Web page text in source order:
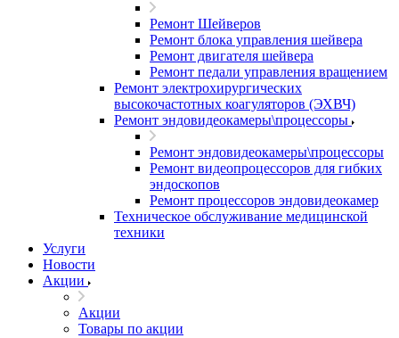
Ремонт Шейверов
Ремонт блока управления шейвера
Ремонт двигателя шейвера
Ремонт педали управления вращением
Ремонт электрохирургических
высокочастотных коагуляторов (ЭХВЧ)
Ремонт эндовидеокамеры\процессоры
Ремонт эндовидеокамеры\процессоры
Ремонт видеопроцессоров для гибких
эндоскопов
Ремонт процессоров эндовидеокамер
Техническое обслуживание медицинской
техники
Услуги
Новости
Акции
Акции
Товары по акции